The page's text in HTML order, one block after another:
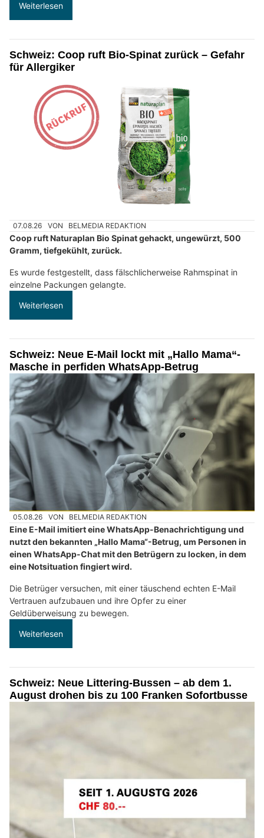
Weiterlesen
Schweiz: Coop ruft Bio-Spinat zurück – Gefahr
für Allergiker
07.08.26 VON BELMEDIA REDAKTION
Coop ruft Naturaplan Bio Spinat gehackt, ungewürzt, 500
Gramm, tiefgekühlt, zurück.
Es wurde festgestellt, dass fälschlicherweise Rahmspinat in
einzelne Packungen gelangte.
Weiterlesen
Schweiz: Neue E-Mail lockt mit „Hallo Mama“-
Masche in perfiden WhatsApp-Betrug
05.08.26 VON BELMEDIA REDAKTION
Eine E-Mail imitiert eine WhatsApp-Benachrichtigung und
nutzt den bekannten „Hallo Mama“-Betrug, um Personen in
einen WhatsApp-Chat mit den Betrügern zu locken, in dem
eine Notsituation fingiert wird.
Die Betrüger versuchen, mit einer täuschend echten E-Mail
Vertrauen aufzubauen und ihre Opfer zu einer
Geldüberweisung zu bewegen.
Weiterlesen
Schweiz: Neue Littering-Bussen – ab dem 1.
August drohen bis zu 100 Franken Sofortbusse